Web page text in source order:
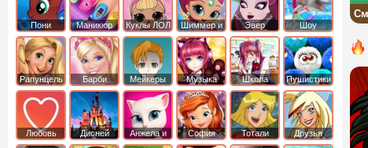
Пони
креатор
Маникюр Куклы ЛОЛ
Шиммер и
Шайн
Эвер
Афтер Хай
Шоу
дельфинов
Рапунцель Барби Мейкеры Музыка Школа Пушистики
Любовь Дисней
Анжела и
том
София
Прекрасная
Тотали
Спайс
Друзья
ангелов